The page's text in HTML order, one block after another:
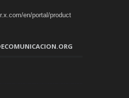
en/portal/product